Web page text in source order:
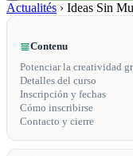
Actualités › Ideas Sin
Contenu
Potenciar la creatividad
Detalles del curso
Inscripción y fechas
Cómo inscribirse
Contacto y cierre